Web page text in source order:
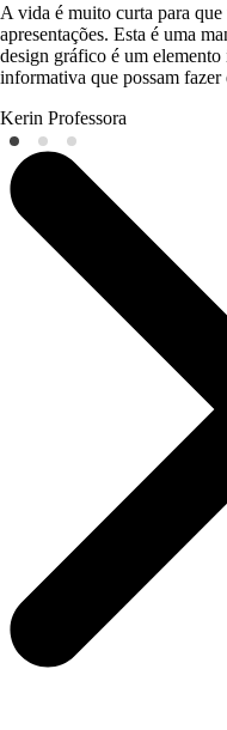
A vida é muito curta para que
apresentações. Esta é uma
design gráfico é um
informativa que possam fazer
Kerin Professora